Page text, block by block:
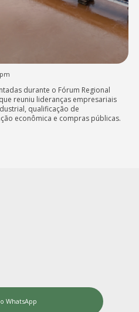
durante o Fórum Regional
reuniu lideranças empresariais
qualificação de
econômica e compras públicas.
WhatsApp